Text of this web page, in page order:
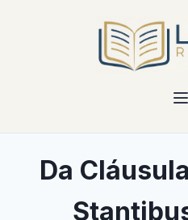
Da